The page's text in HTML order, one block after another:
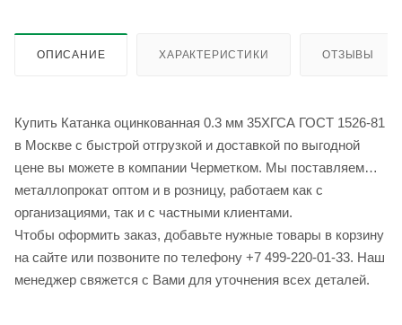
ОПИСАНИЕ ХАРАКТЕРИСТИКИ ОТЗЫВЫ
Купить Катанка оцинкованная 0.3 мм 35ХГСА ГОСТ 1526-81
в Москве с быстрой отгрузкой и доставкой по выгодной
цене вы можете в компании Черметком. Мы поставляем
металлопрокат оптом и в розницу, работаем как с
организациями, так и с частными клиентами.
Чтобы оформить заказ, добавьте нужные товары в корзину
на сайте или позвоните по телефону +7 499-220-01-33. Наш
менеджер свяжется с Вами для уточнения всех деталей.